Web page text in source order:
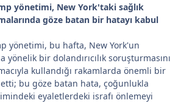
yönetimi, New York'taki sağlık
göze batan bir hatayı kabul
yönetimi, bu hafta, New York'un
yönelik bir dolandırıcılık soruşturmasını
kullandığı rakamlarda önemli bir
etti; bu göze batan hata, çoğunlukla
eyaletlerdeki israfı önlemeyi